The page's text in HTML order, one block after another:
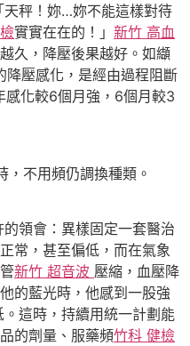
天秤！妳…妳不能這樣對待
實實在在的！」 新竹 高血
久，降壓後果越好。如纈
降壓感化，是經由過程阻斷
感化較6個月強，6個月較3
不用頻仍調換種類。
領會：異樣固定一套醫治
常，甚至偏低，而在氣象
管新竹 超音波 壓縮，血壓降
的藍光時，他感到一股強
這時，持續用統一計劃能
的劑量、服藥頻竹科 健檢